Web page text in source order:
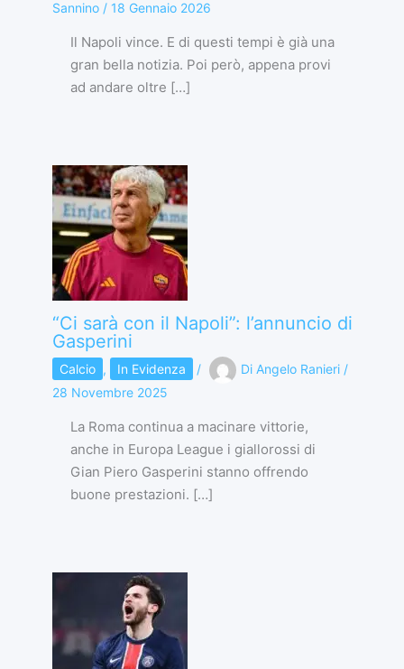
Sannino / 18 Gennaio 2026
Il Napoli vince. E di questi tempi è già una
gran bella notizia. Poi però, appena provi
ad andare oltre […]
“Ci sarà con il Napoli”: l’annuncio di
Gasperini
Calcio , In Evidenza / Di Angelo Ranieri /
28 Novembre 2025
La Roma continua a macinare vittorie,
anche in Europa League i giallorossi di
Gian Piero Gasperini stanno offrendo
buone prestazioni. […]